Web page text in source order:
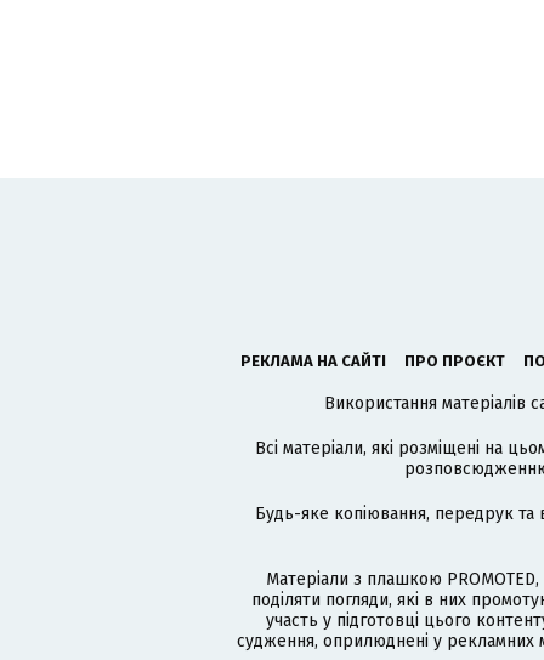
РЕКЛАМА НА САЙТІ ПРО ПРОЄКТ
Використання матеріалів
Всі матеріали, які розміщені на
розповсюдженню
Будь-яке копіювання, передрук та
Матеріали з плашкою
поділяти погляди, які в них
участь у підготовці цього
судження, оприлюднені у рекламних